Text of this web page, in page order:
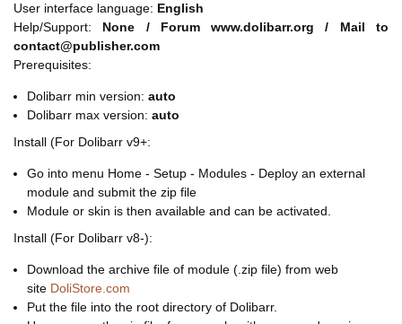
User interface language: English
Help/Support: None / Forum www.dolibarr.org / Mail to
contact@publisher.com
Prerequisites:
Dolibarr min version: auto
Dolibarr max version: auto
Install (For Dolibarr v9+:
Go into menu Home - Setup - Modules - Deploy an external
module and submit the zip file
Module or skin is then available and can be activated.
Install (For Dolibarr v8-):
Download the archive file of module (.zip file) from web
site DoliStore.com
Put the file into the root directory of Dolibarr.